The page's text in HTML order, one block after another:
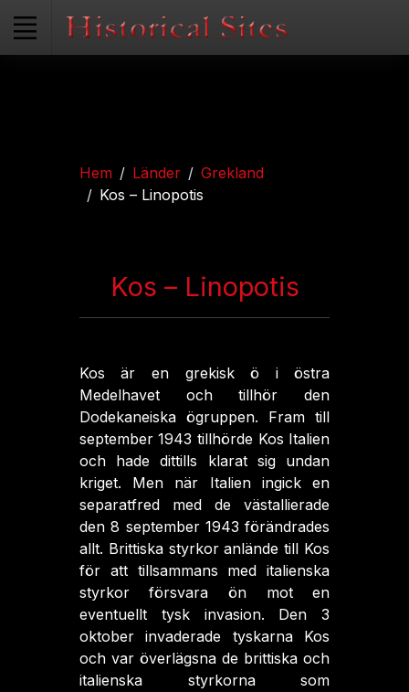
Hem Länder
Grekland
Kos – Linopotis
Kos – Linopotis
Kos är en grekisk ö i östra
Medelhavet och tillhör den
Dodekaneiska ögruppen. Fram till
september 1943 tillhörde Kos Italien
och hade dittills klarat sig undan
kriget. Men när Italien ingick en
separatfred med de västallierade
den 8 september 1943 förändrades
allt. Brittiska styrkor anlände till Kos
för att tillsammans med italienska
styrkor försvara ön mot en
eventuellt tysk invasion. Den 3
oktober invaderade tyskarna Kos
och var överlägsna de brittiska och
italienska styrkorna som